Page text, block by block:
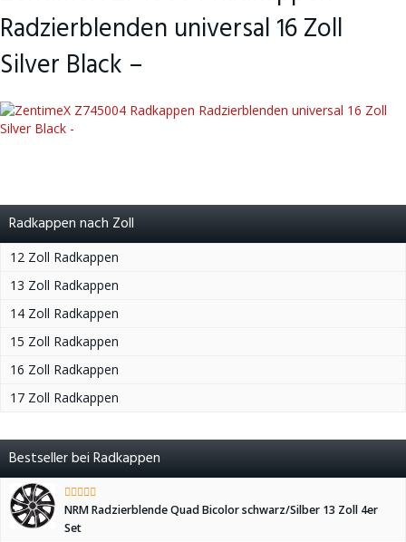
Radzierblenden universal 16 Zoll
Silver Black –
Radkappen nach Zoll
12 Zoll Radkappen
13 Zoll Radkappen
14 Zoll Radkappen
15 Zoll Radkappen
16 Zoll Radkappen
17 Zoll Radkappen
Bestseller bei Radkappen
NRM Radzierblende Quad Bicolor schwarz/Silber 13 Zoll 4er
Set